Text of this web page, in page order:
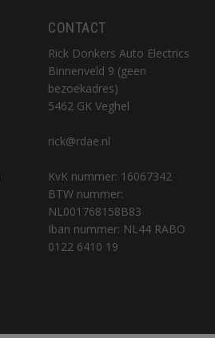
CONTACT
Rick Donkers Auto Electrics
Binnenveld 9 (geen
bezoekadres)
5462 GK Veghel
rick@rdae.nl
KvK nummer: 16067342
BTW nummer:
NL001768158B83
Iban nummer: NL44 RABO
0122 6410 19